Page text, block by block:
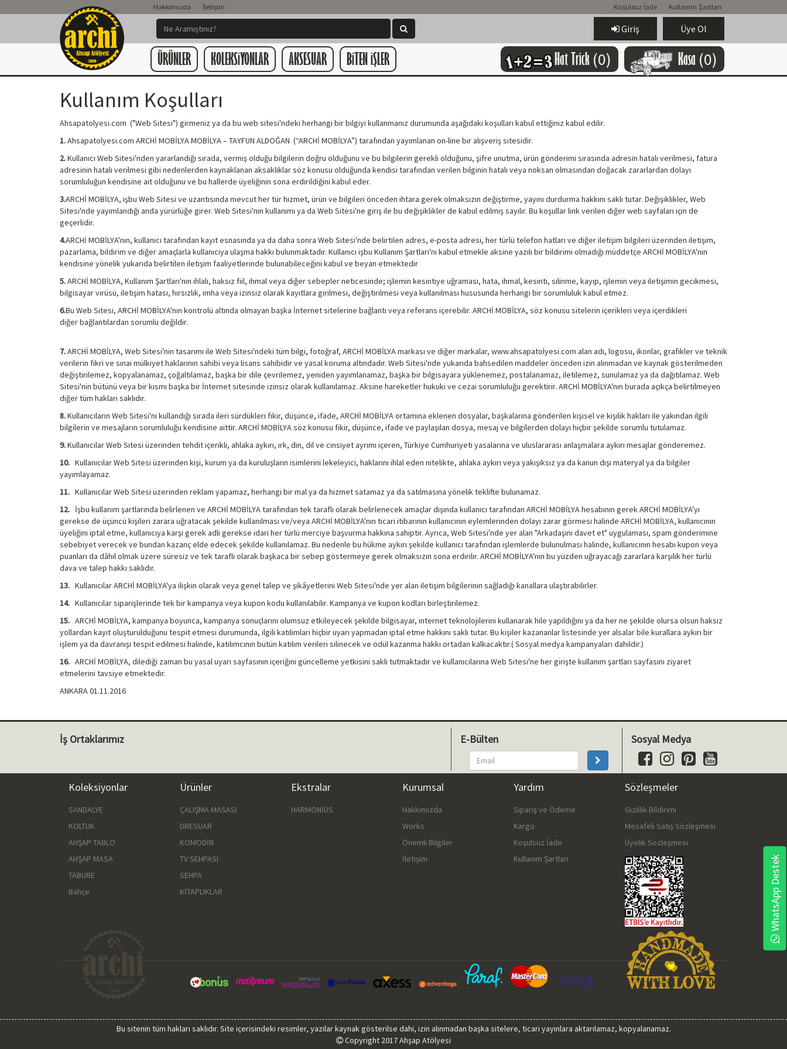
Hakkımızda İletişim Koşulsuz İade Kullanım Şartları
Giriş Üye Ol
ÜRÜNLER KOLEKSiYONLAR AKSESUAR BiTEN iŞLER Hat Trick (0) Kasa (0)
Kullanım Koşulları
Ahsapatolyesi.com ("Web Sitesi") girmeniz ya da bu web sitesi'ndeki herhangi bir bilgiyi kullanmanız durumunda aşağıdaki koşulları kabul ettiğiniz kabul edilir.
1.Ahsapatolyesi.com ARCHİ MOBİLYA MOBİLYA – TAYFUN ALDOĞAN (“ARCHİ MOBİLYA”) tarafından yayımlanan on-line bir alışveriş sitesidir.
2.Kullanıcı Web Sitesi'nden yararlandığı sırada, vermiş olduğu bilgilerin doğru olduğunu ve bu bilgilerin gerekli olduğunu, şifre unutma, ürün gönderimi sırasında adresin hatalı verilmesi, fatura
adresinin hatalı verilmesi gibi nedenlerden kaynaklanan aksaklıklar söz konusu olduğunda kendisi tarafından verilen bilginin hatalı veya noksan olmasından doğacak zararlardan dolayı
sorumluluğun kendisine ait olduğunu ve bu hallerde üyeliğinin sona erdirildiğini kabul eder.
3.ARCHİ MOBİLYA, işbu Web Sitesi ve uzantısında mevcut her tür hizmet, ürün ve bilgileri önceden ihtara gerek olmaksızın değiştirme, yayını durdurma hakkını saklı tutar. Değişiklikler, Web
Sitesi'nde yayımlandığı anda yürürlüğe girer. Web Sitesi'nin kullanımı ya da Web Sitesi'ne giriş ile bu değişiklikler de kabul edilmiş sayılır. Bu koşullar link verilen diğer web sayfaları için de
geçerlidir.
4.ARCHİ MOBİLYA'nın, kullanıcı tarafından kayıt esnasında ya da daha sonra Web Sitesi'nde belirtilen adres, e-posta adresi, her türlü telefon hatları ve diğer iletişim bilgileri üzerinden iletişim,
pazarlama, bildirim ve diğer amaçlarla kullanıcıya ulaşma hakkı bulunmaktadır. Kullanıcı işbu Kullanım Şartları'nı kabul etmekle aksine yazılı bir bildirimi olmadığı müddetçe ARCHİ MOBİLYA'nın
kendisine yönelik yukarıda belirtilen iletişim faaliyetlerinde bulunabileceğini kabul ve beyan etmektedir
5.ARCHİ MOBİLYA, Kullanım Şartları'nın ihlali, haksız fiil, ihmal veya diğer sebepler neticesinde; işlemin kesintiye uğraması, hata, ihmal, kesinti, silinme, kayıp, işlemin veya iletişimin gecikmesi,
bilgisayar virüsü, iletişim hatası, hırsızlık, imha veya izinsiz olarak kayıtlara girilmesi, değiştirilmesi veya kullanılması hususunda herhangi bir sorumluluk kabul etmez.
6.Bu Web Sitesi, ARCHİ MOBİLYA'nın kontrolü altında olmayan başka İnternet sitelerine bağlantı veya referans içerebilir. ARCHİ MOBİLYA, söz konusu sitelerin içerikleri veya içerdikleri
diğer bağlantılardan sorumlu değildir.
7.ARCHİ MOBİLYA, Web Sitesi'nin tasarımı ile Web Sitesi'ndeki tüm bilgi, fotoğraf, ARCHİ MOBİLYA markası ve diğer markalar, www.ahsapatolyesi.com alan adı, logosu, ikonlar, grafikler ve teknik
verilerin fikri ve sınai mülkiyet haklarının sahibi veya lisans sahibidir ve yasal koruma altındadır. Web Sitesi'nde yukarıda bahsedilen maddeler önceden izin alınmadan ve kaynak gösterilmeden
değiştirilemez, kopyalanamaz, çoğaltılamaz, başka bir dile çevrilemez, yeniden yayımlanamaz, başka bir bilgisayara yüklenemez, postalanamaz, iletilemez, sunulamaz ya da dağıtılamaz. Web
Sitesi'nin bütünü veya bir kısmı başka bir İnternet sitesinde izinsiz olarak kullanılamaz. Aksine hareketler hukuki ve cezai sorumluluğu gerektirir. ARCHİ MOBİLYA'nın burada açıkça belirtilmeyen
diğer tüm hakları saklıdır.
8.Kullanıcıların Web Sitesi'ni kullandığı sırada ileri sürdükleri fikir, düşünce, ifade, ARCHİ MOBİLYA ortamına eklenen dosyalar, başkalarına gönderilen kişisel ve kişilik hakları ile yakından ilgili
bilgilerin ve mesajların sorumluluğu kendisine aittir. ARCHİ MOBİLYA söz konusu fikir, düşünce, ifade ve paylaşılan dosya, mesaj ve bilgilerden dolayı hiçbir şekilde sorumlu tutulamaz.
9.Kullanıcılar Web Sitesi üzerinden tehdit içerikli, ahlaka aykırı, ırk, din, dil ve cinsiyet ayrımı içeren, Türkiye Cumhuriyeti yasalarına ve uluslararası anlaşmalara aykırı mesajlar gönderemez.
10. Kullanıcılar Web Sitesi üzerinden kişi, kurum ya da kuruluşların isimlerini lekeleyici, haklarını ihlal eden nitelikte, ahlaka aykırı veya yakışıksız ya da kanun dışı materyal ya da bilgiler
yayımlayamaz.
11. Kullanıcılar Web Sitesi üzerinden reklam yapamaz, herhangi bir mal ya da hizmet satamaz ya da satılmasına yönelik teklifte bulunamaz.
12. İşbu kullanım şartlarında belirlenen ve ARCHİ MOBİLYA tarafından tek taraflı olarak belirlenecek amaçlar dışında kullanıcı tarafından ARCHİ MOBİLYA hesabının gerek ARCHİ MOBİLYA'yı
gerekse de üçüncü kişileri zarara uğratacak şekilde kullanılması ve/veya ARCHİ MOBİLYA'nın ticari itibarının kullanıcının eylemlerinden dolayı zarar görmesi halinde ARCHİ MOBİLYA, kullanıcının
üyeliğini iptal etme, kullanıcıya karşı gerek adli gerekse idari her türlü merciye başvurma hakkına sahiptir. Ayrıca, Web Sitesi'nde yer alan "Arkadaşını davet et" uygulaması, spam gönderimine
sebebiyet verecek ve bundan kazanç elde edecek şekilde kullanılamaz. Bu nedenle bu hükme aykırı şekilde kullanıcı tarafından işlemlerde bulunulması halinde, kullanıcının hesabı kupon veya
puanları da dâhil olmak üzere süresiz ve tek taraflı olarak başkaca bir sebep göstermeye gerek olmaksızın sona erdirilir. ARCHİ MOBİLYA'nin bu yüzden uğrayacağı zararlara karşılık her türlü
dava ve talep hakkı saklıdır.
13. Kullanıcılar ARCHİ MOBİLYA'ya ilişkin olarak veya genel talep ve şikâyetlerini Web Sitesi'nde yer alan iletişim bilgilerinin sağladığı kanallara ulaştırabilirler.
14. Kullanıcılar siparişlerinde tek bir kampanya veya kupon kodu kullanılabilir. Kampanya ve kupon kodları birleştirilemez.
15. ARCHİ MOBİLYA, kampanya boyunca, kampanya sonuçlarını olumsuz etkileyecek şekilde bilgisayar, internet teknolojilerini kullanarak hile yapıldığını ya da her ne şekilde olursa olsun haksız
yollardan kayıt oluşturulduğunu tespit etmesi durumunda, ilgili katılımları hiçbir uyarı yapmadan iptal etme hakkını saklı tutar. Bu kişiler kazananlar listesinde yer alsalar bile kurallara aykırı bir
işlem ya da davranışı tespit edilmesi halinde, katılımcının bütün katılım verileri silinecek ve ödül kazanma hakkı ortadan kalkacaktır.( Sosyal medya kampanyaları dahildir.)
16. ARCHİ MOBİLYA, dilediği zaman bu yasal uyarı sayfasının içeriğini güncelleme yetkisini saklı tutmaktadır ve kullanıcılarına Web Sitesi'ne her girişte kullanım şartları sayfasını ziyaret
etmelerini tavsiye etmektedir.
ANKARA 01.11.2016
WhatsApp Destek
İş Ortaklarımız E-Bülten Sosyal Medya
Koleksiyonlar
SANDALYE
KOLTUK
AHŞAP TABLO
AHŞAP MASA
TABURE
Bahçe
Ürünler
ÇALIŞMA MASASI
DRESUAR
KOMODİN
TV SEHPASI
SEHPA
KİTAPLIKLAR
Ekstralar
HARMONİUS
Kurumsal
Hakkımızda
Works
Önemli Bilgiler
İletişim
Yardım
Sipariş ve Ödeme
Kargo
Koşulsuz İade
Kullanım Şartları
Sözleşmeler
Gizlilik Bildirimi
Mesafeli Satış Sözleşmesi
Üyelik Sözleşmesi
Bu sitenin tüm hakları saklıdır. Site içerisindeki resimler, yazılar kaynak gösterilse dahi, izin alınmadan başka sitelere, ticari yayınlara aktarılamaz, kopyalanamaz.
Copyright 2017 Ahşap Atölyesi